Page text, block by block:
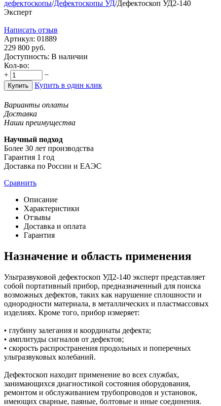
дефектоскопы/Дефектоскопы УД/Дефектоскоп УД2-140
Эксперт
Написать отзыв
Артикул: 01889
229 800 руб.
Доступность: В наличии
Кол-во:
+
−
Купить Купить в один клик
Варианты оплаты
Доставка
Наши преимущества
Научный подход
Более 30 лет производства
Гарантия 1 год
Доставка по России и ЕАЭС
Сравнить
Описание
Характеристики
Отзывы
Доставка и оплата
Гарантия
Назначение и область применения
Ультразвуковой дефектоскоп УД2-140 эксперт представляет
собой портативный прибор, предназначенный для поиска
возможных дефектов, таких как нарушение сплошности и
однородности материала, в металлических и пластмассовых
изделиях. Кроме того, прибор измеряет:
• глубину залегания и координаты дефекта;
• амплитуды сигналов от дефектов;
• скорость распространения продольных и поперечных
ультразвуковых колебаний.
Дефектоскоп находит применение во всех службах,
занимающихся диагностикой состояния оборудования,
ремонтом и обслуживанием трубопроводов и установок,
имеющих сварные, паяные, болтовые и иные соединения.